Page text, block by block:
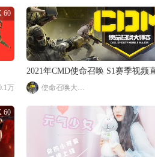
60
万
2021年CMD使命召唤 S1赛季视频
使命召唤大师赛
60